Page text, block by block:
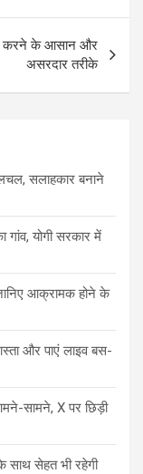
करने के आसान और
असरदार तरीके
सलाहकार बनाने
गांव, योगी सरकार में
आक्रामक होने के
और पाएं लाइव बस-
सामने, X पर छिड़ी
साथ सेहत भी रहेगी